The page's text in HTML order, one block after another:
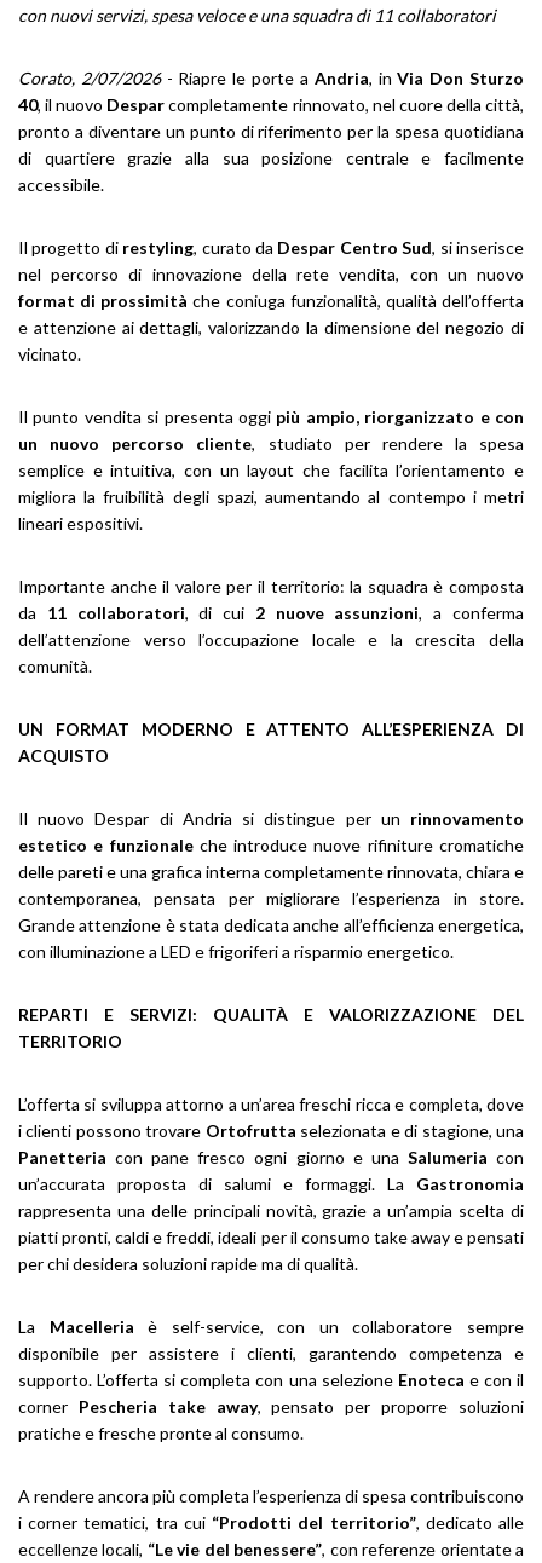
con nuovi servizi, spesa veloce e una squadra di 11 collaboratori
Corato, 2/07/2026- Riapre le porte a Andria, inVia Don Sturzo
40, il nuovo Desparcompletamente rinnovato, nel cuore della città,
pronto a diventare un punto di riferimento per la spesa quotidiana
di quartiere grazie alla sua posizione centrale e facilmente
accessibile.
Il progetto di restyling, curato da Despar Centro Sud, si inserisce
nel percorso di innovazione della rete vendita, con un nuovo
format di prossimità che coniuga funzionalità, qualità dell’offerta
e attenzione ai dettagli, valorizzando la dimensione del negozio di
vicinato.
Il punto vendita si presenta oggi più ampio, riorganizzato e con
un nuovo percorso cliente, studiato per rendere la spesa
semplice e intuitiva, con un layout che facilita l’orientamento e
migliora la fruibilità degli spazi, aumentando al contempo i metri
lineari espositivi.
Importante anche il valore per il territorio: la squadra è composta
da 11 collaboratori, di cui 2 nuove assunzioni, a conferma
dell’attenzione verso l’occupazione locale e la crescita della
comunità.
UN FORMAT MODERNO E ATTENTO ALL’ESPERIENZA DI
ACQUISTO
Il nuovo Despar di Andria si distingue per un rinnovamento
estetico e funzionaleche introduce nuove rifiniture cromatiche
delle pareti e una grafica interna completamente rinnovata, chiara e
contemporanea, pensata per migliorare l’esperienza in store.
Grande attenzione è stata dedicata anche all’efficienza energetica,
con illuminazione a LED e frigoriferi a risparmio energetico.
REPARTI E SERVIZI: QUALITÀ E VALORIZZAZIONE DEL
TERRITORIO
L’offerta si sviluppa attorno a un’area freschi ricca e completa, dove
i clienti possono trovare Ortofrutta selezionata e di stagione, una
Panetteria con pane fresco ogni giorno e una Salumeria con
un’accurata proposta di salumi e formaggi. La Gastronomia
rappresenta una delle principali novità, grazie a un’ampia scelta di
piatti pronti, caldi e freddi, ideali per il consumo take away e pensati
per chi desidera soluzioni rapide ma di qualità.
La Macelleria è self-service, con un collaboratore sempre
disponibile per assistere i clienti, garantendo competenza e
supporto. L’offerta si completa con una selezione Enoteca e con il
corner Pescheria take away, pensato per proporre soluzioni
pratiche e fresche pronte al consumo.
A rendere ancora più completa l’esperienza di spesa contribuiscono
i corner tematici, tra cui “Prodotti del territorio”, dedicato alle
eccellenze locali, “Le vie del benessere”, con referenze orientate a